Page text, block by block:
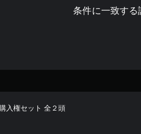
条件に一致する
入権セット 全２頭